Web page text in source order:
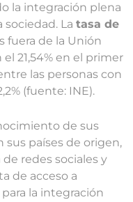
la integración plena
La tasa de
fuera de la Unión
21,54% en el primer
las personas con
(fuente: INE).
de sus
países de origen,
de redes sociales y
de acceso a
la integración